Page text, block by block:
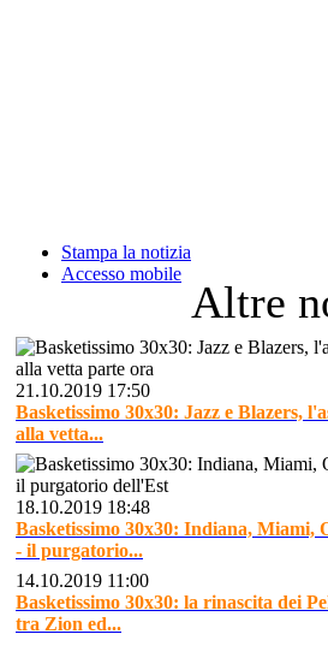
Stampa la notizia
Accesso mobile
Altre
21.10.2019 17:50
Basketissimo 30x30: Jazz e Blazers,
alla vetta...
18.10.2019 18:48
Basketissimo 30x30: Indiana, Miami,
- il purgatorio...
14.10.2019 11:00
Basketissimo 30x30: la rinascita dei
tra Zion ed...